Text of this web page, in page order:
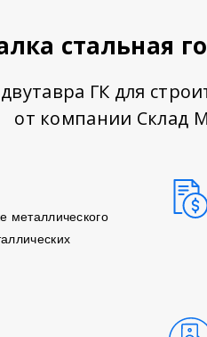
стальная
ГК для
от компании Склад
металлического